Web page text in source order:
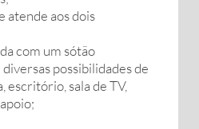
atende aos dois
com um sótão
possibilidades de
escritório, sala de TV,